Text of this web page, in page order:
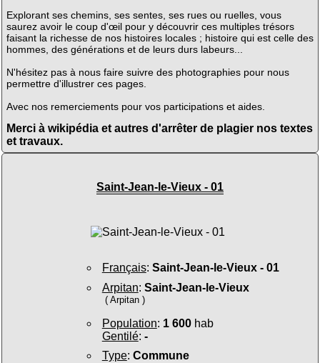
Explorant ses chemins, ses sentes, ses rues ou ruelles, vous
saurez avoir le coup d'œil pour y découvrir ces multiples trésors
faisant la richesse de nos histoires locales ; histoire qui est celle des
hommes, des générations et de leurs durs labeurs...
N'hésitez pas à nous faire suivre des photographies pour nous
permettre d'illustrer ces pages.
Avec nos remerciements pour vos participations et aides.
Merci à wikipédia et autres d'arrêter de plagier nos textes
et travaux.
Saint-Jean-le-Vieux - 01
Français: Saint-Jean-le-Vieux - 01
Arpitan: Saint-Jean-le-Vieux
( Arpitan )
Population: 1 600hab
Gentilé: -
Type: Commune